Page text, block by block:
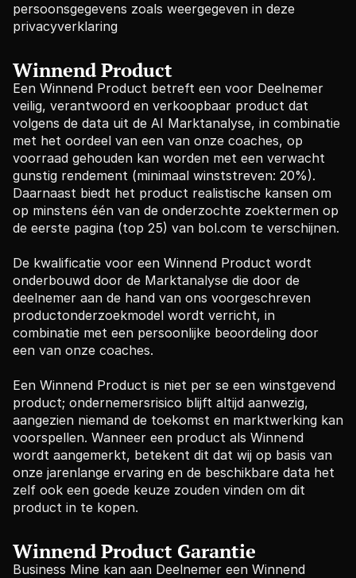
persoonsgegevens zoals weergegeven in deze
privacyverklaring
Winnend Product
Een Winnend Product betreft een voor Deelnemer
veilig, verantwoord en verkoopbaar product dat
volgens de data uit de AI Marktanalyse, in combinatie
met het oordeel van een van onze coaches, op
voorraad gehouden kan worden met een verwacht
gunstig rendement (minimaal winststreven: 20%).
Daarnaast biedt het product realistische kansen om
op minstens één van de onderzochte zoektermen op
de eerste pagina (top 25) van bol.com te verschijnen.
De kwalificatie voor een Winnend Product wordt
onderbouwd door de Marktanalyse die door de
deelnemer aan de hand van ons voorgeschreven
productonderzoekmodel wordt verricht, in
combinatie met een persoonlijke beoordeling door
een van onze coaches.
Een Winnend Product is niet per se een winstgevend
product; ondernemersrisico blijft altijd aanwezig,
aangezien niemand de toekomst en marktwerking kan
voorspellen. Wanneer een product als Winnend
wordt aangemerkt, betekent dit dat wij op basis van
onze jarenlange ervaring en de beschikbare data het
zelf ook een goede keuze zouden vinden om dit
product in te kopen.
Winnend Product Garantie
Business Mine kan aan Deelnemer een Winnend